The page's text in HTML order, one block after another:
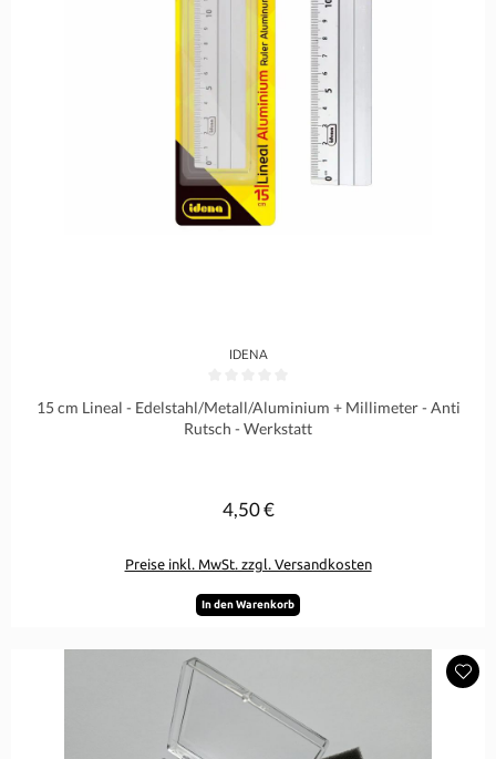
IDENA
15 cm Lineal - Edelstahl/Metall/Aluminium + Millimeter - Anti
Rutsch - Werkstatt
Regulärer Preis:
4,50 €
Preise inkl. MwSt. zzgl. Versandkosten
In den Warenkorb